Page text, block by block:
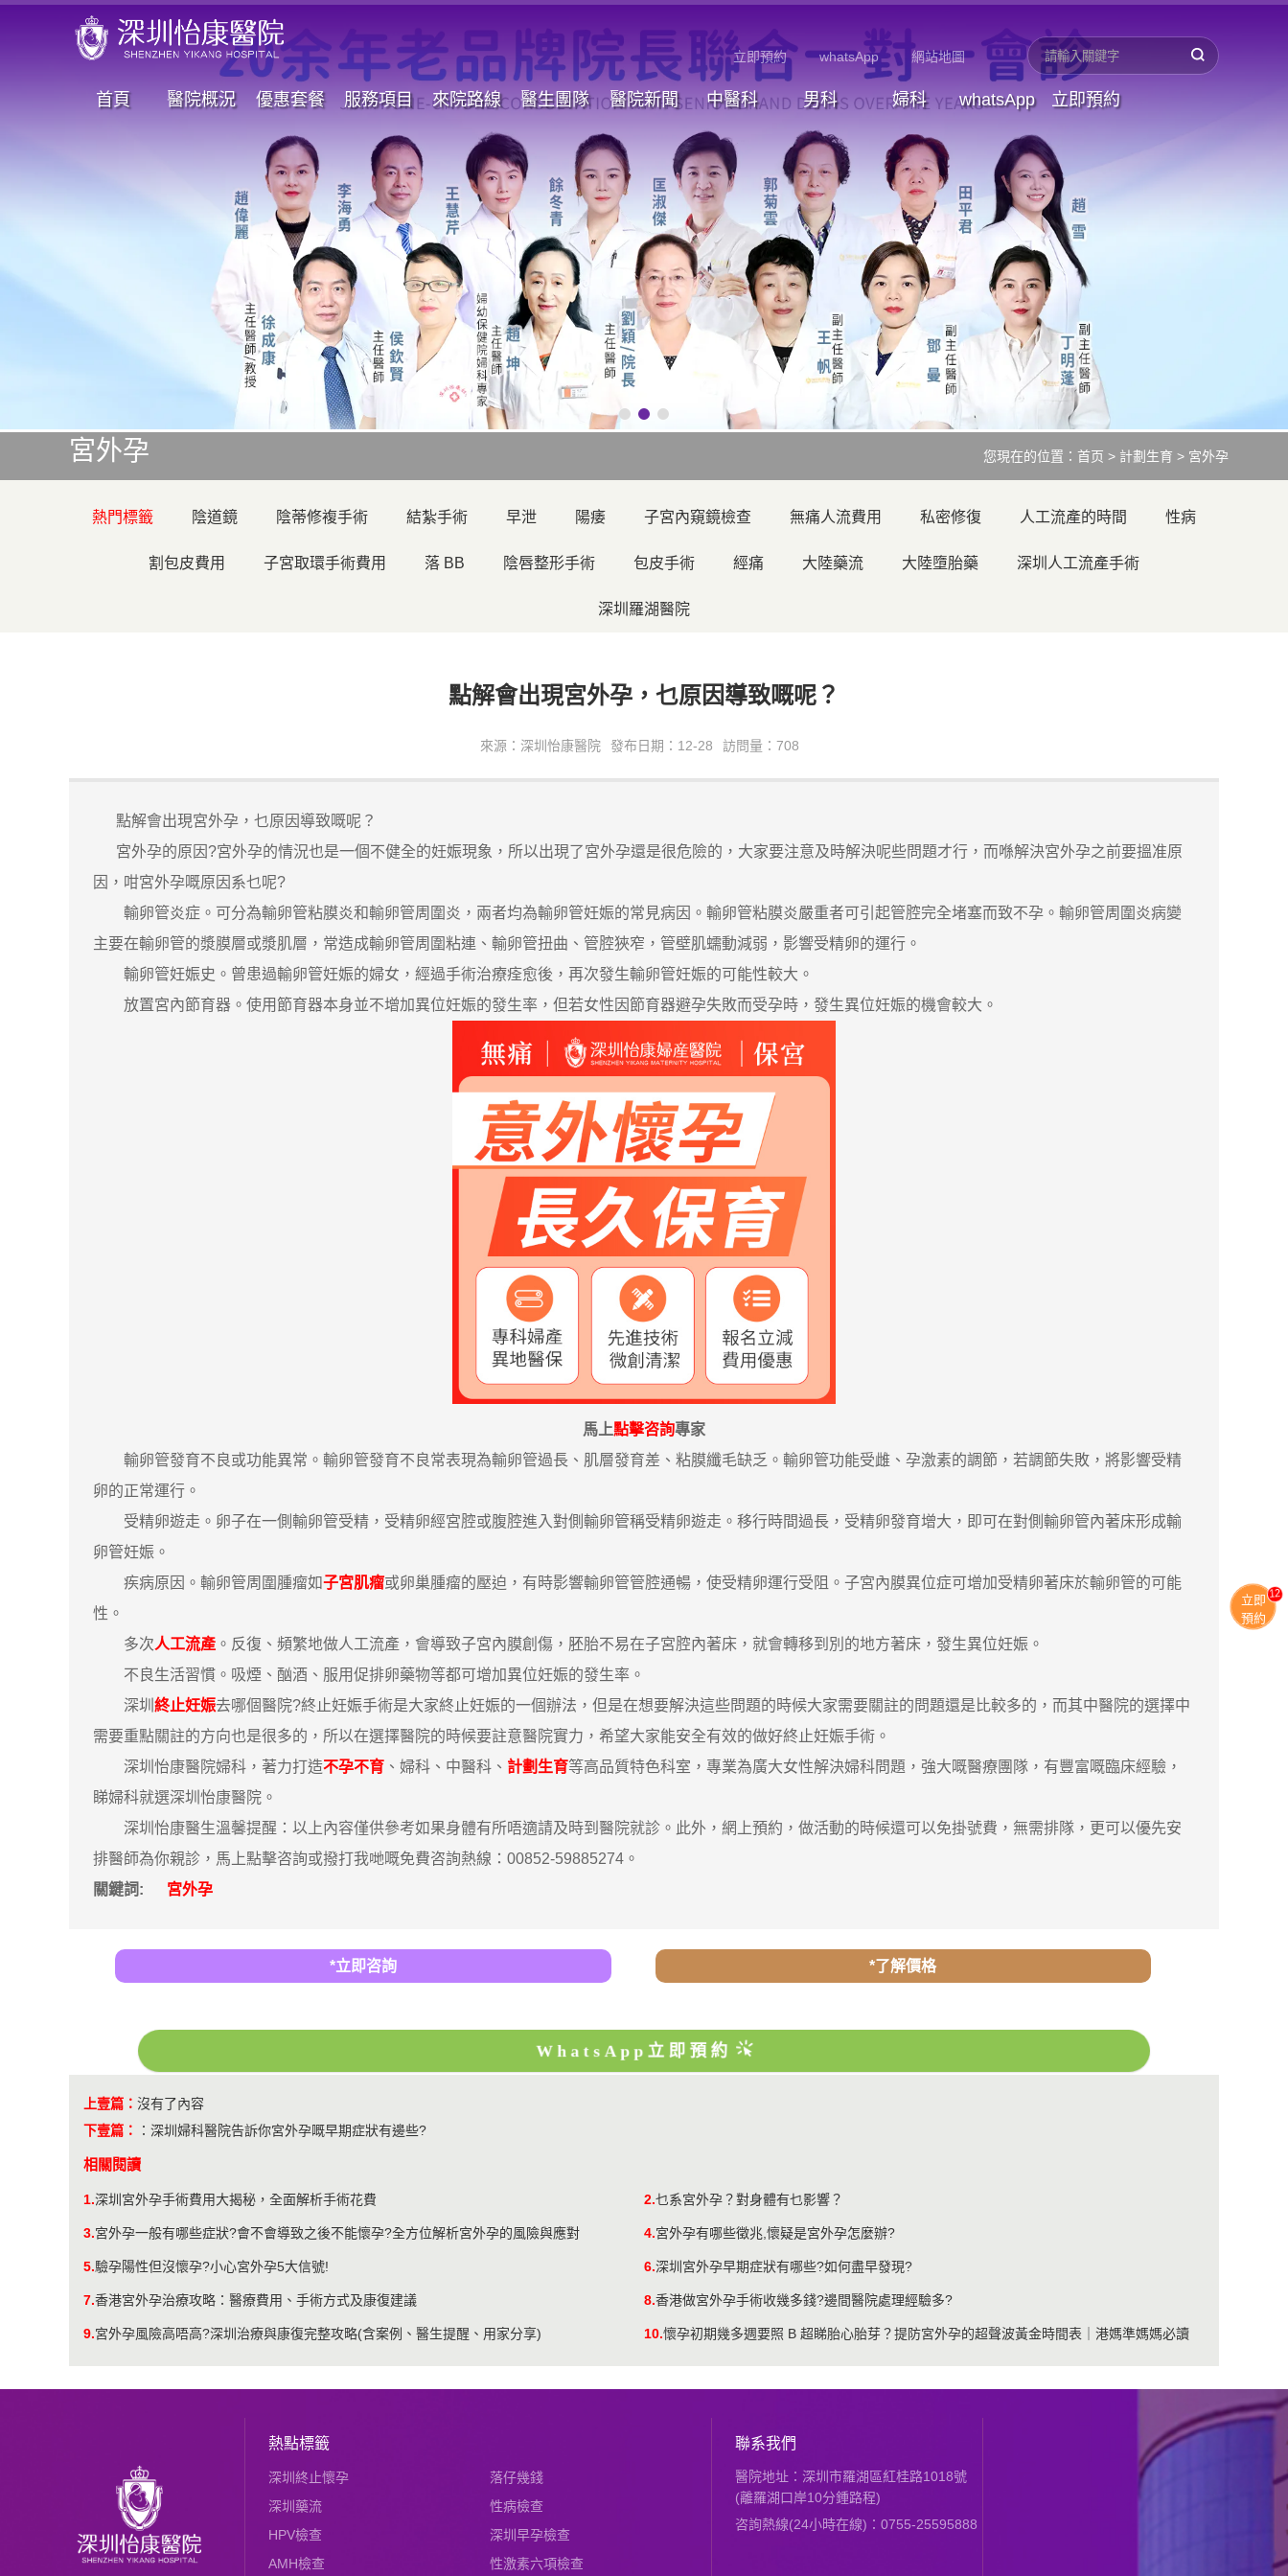
立即預約 whatsApp 網站地圖
首頁 醫院概況 優惠套餐 服務項目 來院路線 醫生團隊 醫院新聞 中醫科 男科 婦科 whatsApp 立即預約
宮外孕 您現在的位置： 首页 > 計劃生育 > 宮外孕
熱門標籤 陰道鏡 陰蒂修複手術 結紮手術 早泄 陽痿 子宮內窺鏡檢查 無痛人流費用 私密修復 人工流產的時間 性病
割包皮費用 子宮取環手術費用 落 BB 陰唇整形手術 包皮手術 經痛 大陸藥流 大陸墮胎藥 深圳人工流產手術
深圳羅湖醫院
點解會出現宮外孕，乜原因導致嘅呢？
來源：深圳怡康醫院 發布日期：12-28 訪問量：708
點解會出現宮外孕，乜原因導致嘅呢？
宮外孕的原因?宮外孕的情況也是一個不健全的妊娠現象，所以出現了宮外孕還是很危險的，大家要注意及時解決呢些問題才行，而喺解決宮外孕之前要搵准原
因，咁宮外孕嘅原因系乜呢?
輸卵管炎症。可分為輸卵管粘膜炎和輸卵管周圍炎，兩者均為輸卵管妊娠的常見病因。輸卵管粘膜炎嚴重者可引起管腔完全堵塞而致不孕。輸卵管周圍炎病變
主要在輸卵管的漿膜層或漿肌層，常造成輸卵管周圍粘連、輸卵管扭曲、管腔狹窄，管壁肌蠕動減弱，影響受精卵的運行。
輸卵管妊娠史。曾患過輸卵管妊娠的婦女，經過手術治療痊愈後，再次發生輸卵管妊娠的可能性較大。
放置宮內節育器。使用節育器本身並不增加異位妊娠的發生率，但若女性因節育器避孕失敗而受孕時，發生異位妊娠的機會較大。
馬上點擊咨詢專家
輸卵管發育不良或功能異常。輸卵管發育不良常表現為輸卵管過長、肌層發育差、粘膜纖毛缺乏。輸卵管功能受雌、孕激素的調節，若調節失敗，將影響受精
卵的正常運行。
受精卵遊走。卵子在一側輸卵管受精，受精卵經宮腔或腹腔進入對側輸卵管稱受精卵遊走。移行時間過長，受精卵發育增大，即可在對側輸卵管內著床形成輸
卵管妊娠。
疾病原因。輸卵管周圍腫瘤如子宮肌瘤或卵巢腫瘤的壓迫，有時影響輸卵管管腔通暢，使受精卵運行受阻。子宮內膜異位症可增加受精卵著床於輸卵管的可能
性。
多次人工流產 。反復、頻繁地做人工流產，會導致子宮內膜創傷，胚胎不易在子宮腔內著床，就會轉移到別的地方著床，發生異位妊娠。
不良生活習慣。吸煙、酗酒、服用促排卵藥物等都可增加異位妊娠的發生率。
深圳 終止妊娠去哪個醫院?終止妊娠手術是大家終止妊娠的一個辦法，但是在想要解決這些問題的時候大家需要關註的問題還是比較多的，而其中醫院的選擇中
需要重點關註的方向也是很多的，所以在選擇醫院的時候要註意醫院實力，希望大家能安全有效的做好終止妊娠手術。
深圳怡康醫院婦科，著力打造不孕不育 、婦科、中醫科、 計劃生育等高品質特色科室，專業為廣大女性解決婦科問題，強大嘅醫療團隊，有豐富嘅臨床經驗，
睇婦科就選深圳怡康醫院。
深圳怡康醫生溫馨提醒：以上內容僅供參考如果身體有所唔適請及時到醫院就診。此外，網上預約，做活動的時候還可以免掛號費，無需排隊，更可以優先安
排醫師為你親診，馬上點擊咨詢或撥打我哋嘅免費咨詢熱線：00852-59885274。
關鍵詞:
宮外孕
*立即咨詢 *了解價格
WhatsApp立即預約
上壹篇： 沒有了內容
下壹篇：
： 深圳婦科醫院告訴你宮外孕嘅早期症狀有邊些?
相關閱讀
1.深圳宮外孕手術費用大揭秘，全面解析手術花費 2.乜系宮外孕？對身體有乜影響？
3.宮外孕一般有哪些症狀?會不會導致之後不能懷孕?全方位解析宮外孕的風險與應對 4.宮外孕有哪些徵兆,懷疑是宮外孕怎麼辦?
5.驗孕陽性但沒懷孕?小心宮外孕5大信號! 6.深圳宮外孕早期症狀有哪些?如何盡早發現?
7.香港宮外孕治療攻略：醫療費用、手術方式及康復建議 8.香港做宮外孕手術收幾多錢?邊間醫院處理經驗多?
9.宮外孕風險高唔高?深圳治療與康復完整攻略(含案例、醫生提醒、用家分享) 10.懷孕初期幾多週要照 B 超睇胎心胎芽？提防宮外孕的超聲波黃金時間表｜港媽準媽媽必讀
熱點標籤
深圳終止懷孕
落仔幾錢
深圳藥流
性病檢查
HPV檢查
深圳早孕檢查
AMH檢查
性激素六項檢查
聯系我們
醫院地址：深圳市羅湖區紅桂路1018號
(離羅湖口岸10分鍾路程)
咨詢熱線(24小時在線)：0755-25595888
立即
預約
11